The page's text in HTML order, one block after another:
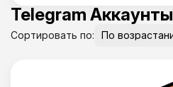
Telegram Аккаунты
Сортировать по: